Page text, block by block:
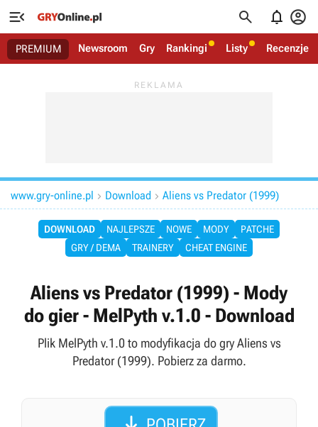
   
PREMIUM Newsroom Gry Rankingi Listy Recenzje
www.gry-online.pl  Download  Aliens vs Predator (1999)
DOWNLOAD NAJLEPSZE NOWE MODY
PATCHE
GRY / DEMA
TRAINERY CHEAT ENGINE
Aliens vs Predator (1999) - Mody
do gier - MelPyth v.1.0 - Download
Plik MelPyth v.1.0 to modyfikacja do gry Aliens vs
Predator (1999). Pobierz za darmo.